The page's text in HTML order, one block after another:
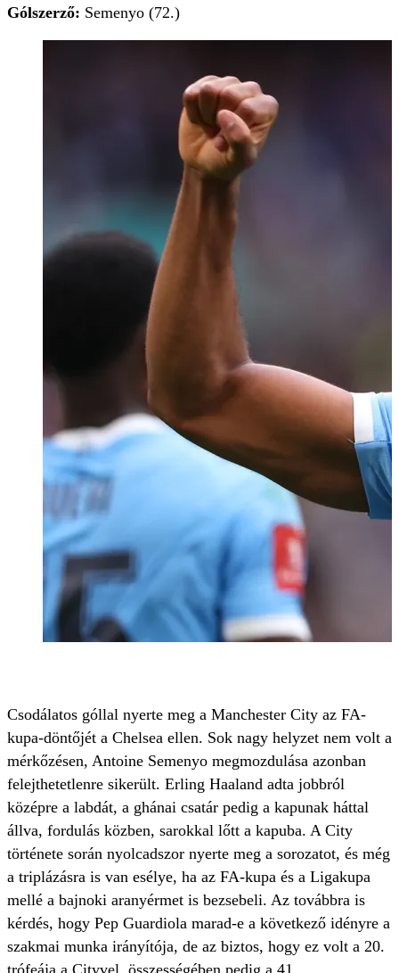
Gólszerző: Semenyo (72.)
Csodálatos góllal nyerte meg a Manchester City az FA-
kupa-döntőjét a Chelsea ellen. Sok nagy helyzet nem volt a
mérkőzésen, Antoine Semenyo megmozdulása azonban
felejthetetlenre sikerült. Erling Haaland adta jobbról
középre a labdát, a ghánai csatár pedig a kapunak háttal
állva, fordulás közben, sarokkal lőtt a kapuba. A City
története során nyolcadszor nyerte meg a sorozatot, és még
a triplázásra is van esélye, ha az FA-kupa és a Ligakupa
mellé a bajnoki aranyérmet is bezsebeli. Az továbbra is
kérdés, hogy Pep Guardiola marad-e a következő idényre a
szakmai munka irányítója, de az biztos, hogy ez volt a 20.